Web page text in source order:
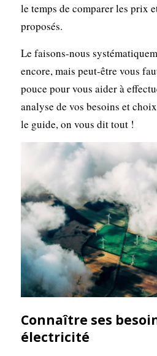
le temps de comparer les prix
proposés.
Le faisons-nous
encore, mais peut-être vous
pouce pour vous aider à
analyse de vos besoins et
le guide, on vous dit tout !
Connaître ses
électricité